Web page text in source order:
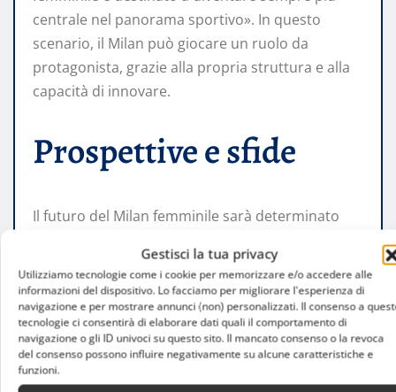
Gestisci la tua privacy
Utilizziamo tecnologie come i cookie per memorizzare e/o accedere alle
informazioni del dispositivo. Lo facciamo per migliorare l'esperienza di
navigazione e per mostrare annunci (non) personalizzati. Il consenso a
tecnologie ci consentirà di elaborare dati quali il comportamento di
navigazione o gli ID univoci su questo sito. Il mancato consenso o la revoca
del consenso possono influire negativamente su alcune caratteristiche e
funzioni.
centrale nel panorama sportivo». In questo
scenario, il Milan può giocare un ruolo da
protagonista, grazie alla propria struttura e alla
capacità di innovare.
Prospettive e sfide
Il futuro del Milan femminile sarà determinato
di affrontare le nuove sfide del calcio moderno.
Competitività, sostenibilità e sviluppo del talento
saranno elementi fondamentali per continuare a
crescere.
In un contesto in evoluzione, il club rossonero